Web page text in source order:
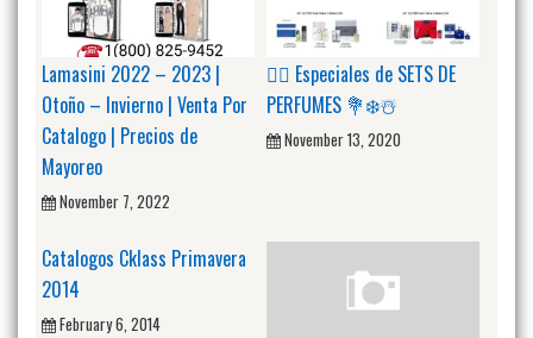
Lamasini 2022 – 2023 |
Otoño – Invierno | Venta Por
Catalogo | Precios de
Mayoreo
November 7, 2022
🙋‍♂️ Especiales de SETS DE
PERFUMES 💐❄️☃️
November 13, 2020
Catalogos Cklass Primavera
2014
February 6, 2014